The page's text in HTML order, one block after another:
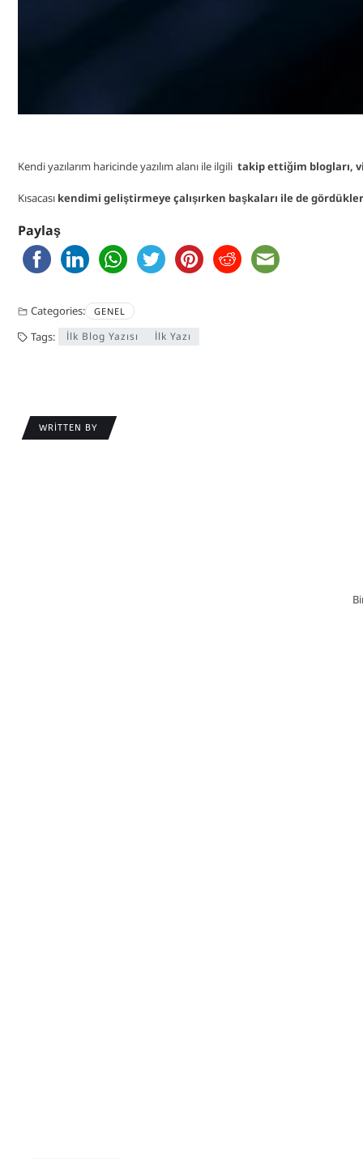
Kendi yazılarım haricinde yazılım alanı ile ilgili takip ettiğim blogları,
Kısacası kendimi geliştirmeye çalışırken başkaları ile de
Paylaş
Categories: GENEL
Tags: İlk Blog Yazısı İlk Yazı
WRITTEN BY